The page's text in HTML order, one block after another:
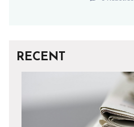
RECENT